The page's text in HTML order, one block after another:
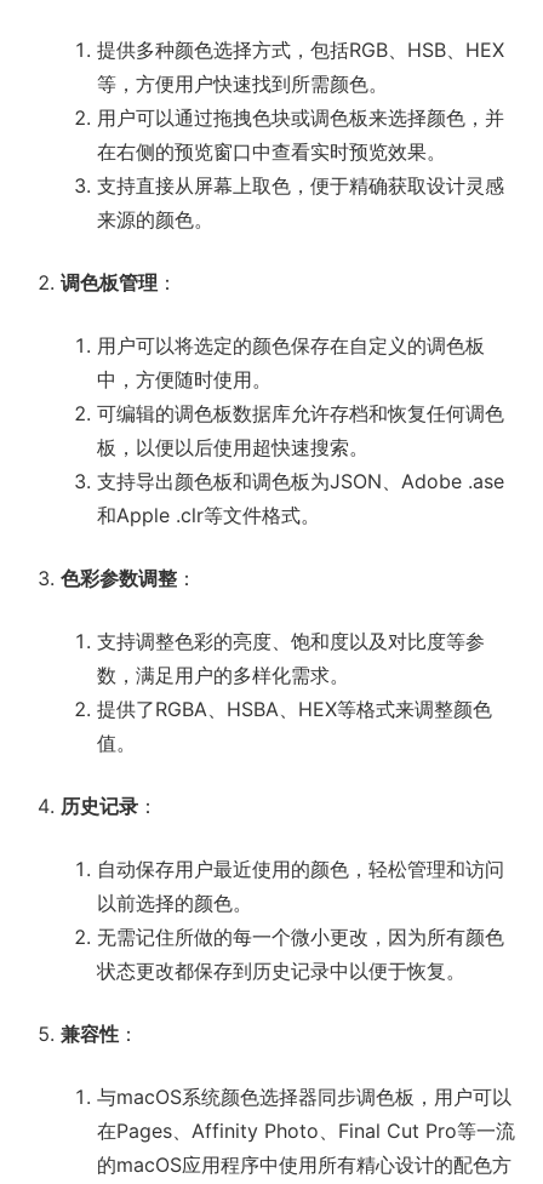
提供多种颜色选择方式，包括RGB、HSB、HEX
等，方便用户快速找到所需颜色。
用户可以通过拖拽色块或调色板来选择颜色，并
在右侧的预览窗口中查看实时预览效果。
支持直接从屏幕上取色，便于精确获取设计灵感
来源的颜色。
调色板管理 ：
用户可以将选定的颜色保存在自定义的调色板
中，方便随时使用。
可编辑的调色板数据库允许存档和恢复任何调色
板，以便以后使用超快速搜索。
支持导出颜色板和调色板为JSON、Adobe .ase
和Apple .clr等文件格式。
色彩参数调整 ：
支持调整色彩的亮度、饱和度以及对比度等参
数，满足用户的多样化需求。
提供了RGBA、HSBA、HEX等格式来调整颜色
值。
历史记录 ：
自动保存用户最近使用的颜色，轻松管理和访问
以前选择的颜色。
无需记住所做的每一个微小更改，因为所有颜色
状态更改都保存到历史记录中以便于恢复。
兼容性 ：
与macOS系统颜色选择器同步调色板，用户可以
在Pages、Affinity Photo、Final Cut Pro等一流
的macOS应用程序中使用所有精心设计的配色方